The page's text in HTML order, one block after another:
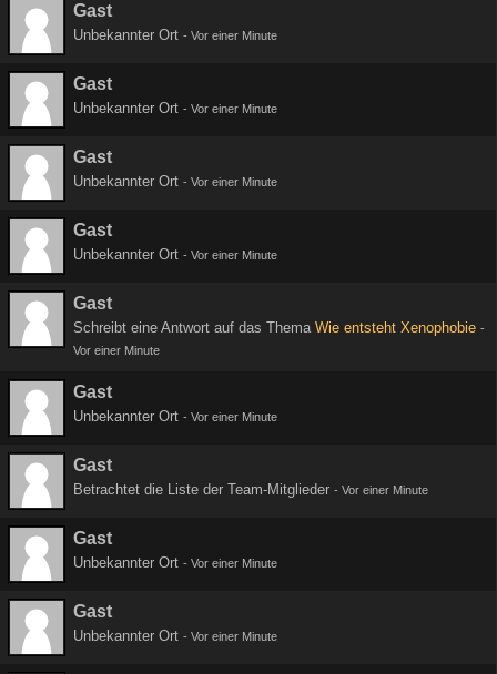
Gast
Unbekannter Ort - Vor einer Minute
Gast
Unbekannter Ort - Vor einer Minute
Gast
Unbekannter Ort - Vor einer Minute
Gast
Unbekannter Ort - Vor einer Minute
Gast
Schreibt eine Antwort auf das Thema Wie entsteht Xenophobie -
Vor einer Minute
Gast
Unbekannter Ort - Vor einer Minute
Gast
Betrachtet die Liste der Team-Mitglieder - Vor einer Minute
Gast
Unbekannter Ort - Vor einer Minute
Gast
Unbekannter Ort - Vor einer Minute